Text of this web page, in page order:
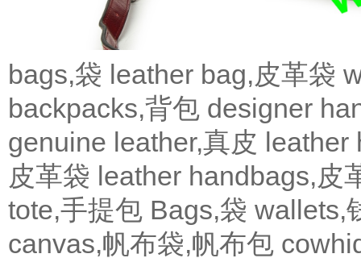
bags,袋 leather bag,皮革袋
backpacks,背包 designer
genuine leather,真皮 leather
皮革袋 leather handbags,皮
tote,手提包 Bags,袋 wallets,
canvas,帆布袋,帆布包